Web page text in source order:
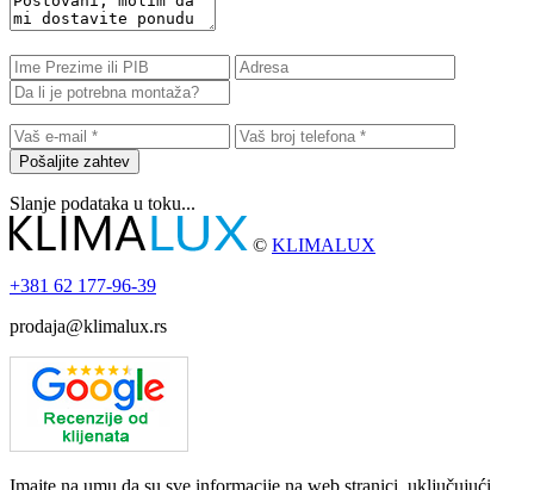
Pošaljite zahtev
Slanje podataka u toku...
© KLIMALUX
+381 62 177-96-39
prodaja@klimalux.rs
Imajte na umu da su sve informacije na web stranici, uključujući